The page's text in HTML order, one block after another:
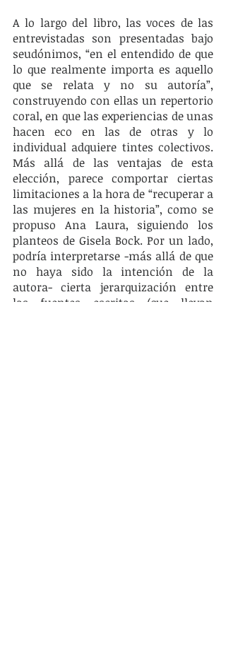
A lo largo del libro, las voces de las
entrevistadas son presentadas bajo
seudónimos, “en el entendido de que
lo que realmente importa es aquello
que se relata y no su autoría”,
construyendo con ellas un repertorio
coral, en que las experiencias de unas
hacen eco en las de otras y lo
individual adquiere tintes colectivos.
Más allá de las ventajas de esta
elección, parece comportar ciertas
limitaciones a la hora de “recuperar a
las mujeres en la historia”, como se
propuso Ana Laura, siguiendo los
planteos de Gisela Bock. Por un lado,
podría interpretarse -más allá de que
no haya sido la intención de la
autora- cierta jerarquización entre
las fuentes escritas (que llevan